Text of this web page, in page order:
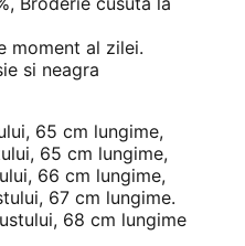
moment al zilei.
si neagra
65 cm lungime,
65 cm lungime,
66 cm lungime,
67 cm lungime.
68 cm lungime